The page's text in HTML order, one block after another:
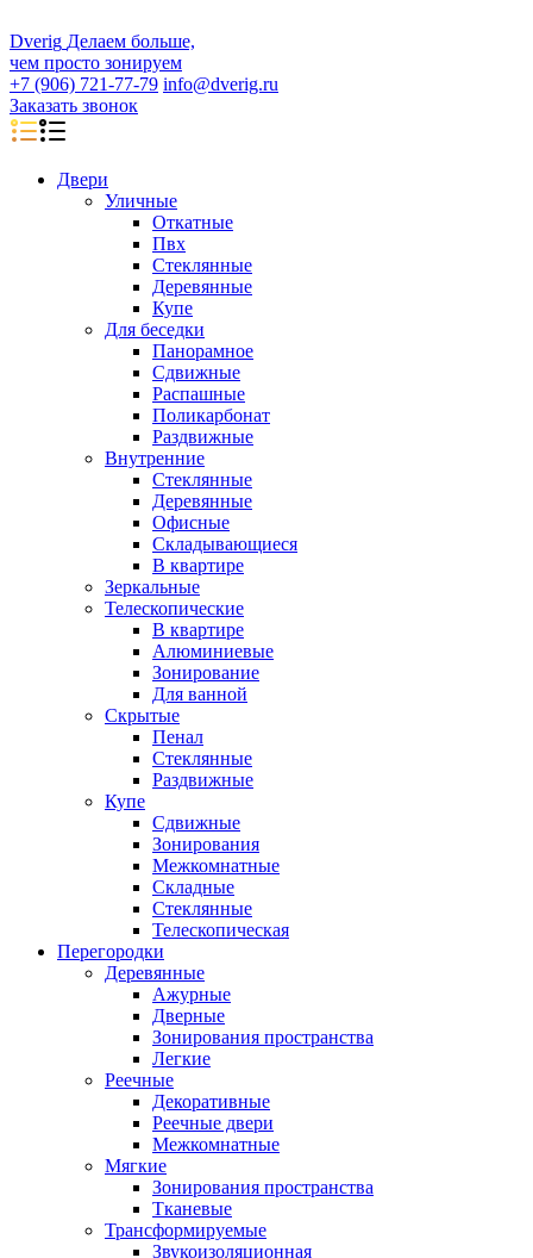
Dverig Делаем больше,
чем просто зонируем
+7 (906) 721-77-79 info@dverig.ru
Заказать звонок
Двери
Уличные
Откатные
Пвх
Стеклянные
Деревянные
Купе
Для беседки
Панорамное
Сдвижные
Распашные
Поликарбонат
Раздвижные
Внутренние
Стеклянные
Деревянные
Офисные
Складывающиеся
В квартире
Зеркальные
Телескопические
В квартире
Алюминиевые
Зонирование
Для ванной
Скрытые
Пенал
Стеклянные
Раздвижные
Купе
Сдвижные
Зонирования
Межкомнатные
Складные
Стеклянные
Телескопическая
Перегородки
Деревянные
Ажурные
Дверные
Зонирования пространства
Легкие
Реечные
Декоративные
Реечные двери
Межкомнатные
Мягкие
Зонирования пространства
Тканевые
Трансформируемые
Звукоизоляционная